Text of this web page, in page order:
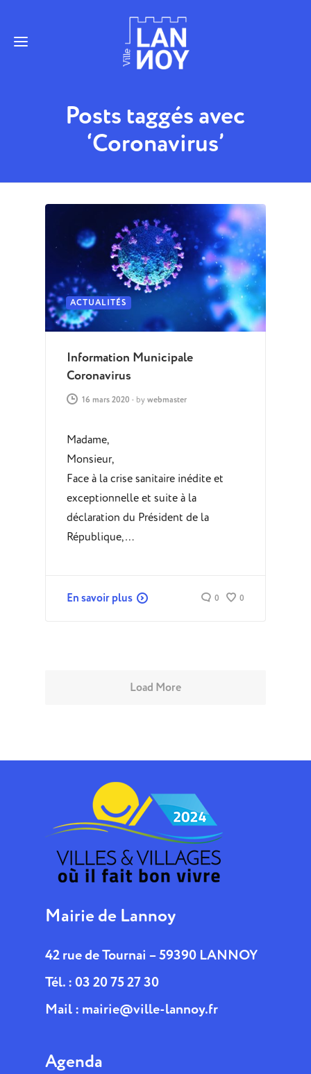
Posts taggés avec
‘Coronavirus’
ACTUALITÉS
Information Municipale
Coronavirus
16 mars 2020 - by webmaster
Madame,
Monsieur,
Face à la crise sanitaire inédite et
exceptionnelle et suite à la
déclaration du Président de la
République,…
En savoir plus 0 0
Load More
Mairie de Lannoy
42 rue de Tournai – 59390 LANNOY
Tél. : 03 20 75 27 30
Mail : mairie@ville-lannoy.fr
Agenda